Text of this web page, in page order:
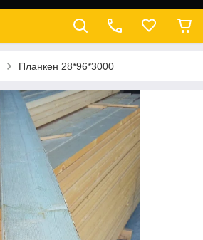
Планкен 28*96*3000